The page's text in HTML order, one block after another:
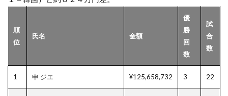
順
位
氏名 金額
優
勝
回
数
試
合
数
1 申 ジエ ¥125,658,732 3 22